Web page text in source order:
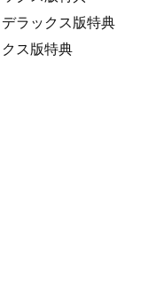
ラックス版特典
ス版特典